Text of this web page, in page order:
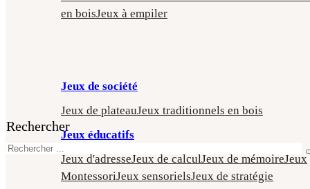
Rechercher
en boisJeux à empiler
Jeux de société
Jeux de plateauJeux traditionnels en bois
Jeux éducatifs
Jeux d'adresseJeux de calculJeux de mémoireJeux
MontessoriJeux sensorielsJeux de stratégie